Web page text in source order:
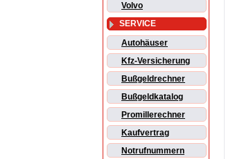
Volvo
SERVICE
Autohäuser
Kfz-Versicherung
Bußgeldrechner
Bußgeldkatalog
Promillerechner
Kaufvertrag
Notrufnummern